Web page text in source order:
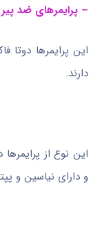
– پرایمرهای ضد
این پرایمرها دوتا
دارند.
و دارای نیاسین و